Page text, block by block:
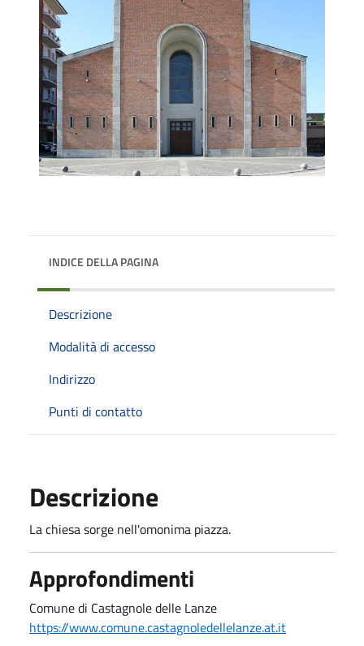
INDICE DELLA PAGINA
Descrizione
Modalità di accesso
Indirizzo
Punti di contatto
Descrizione
La chiesa sorge nell'omonima piazza.
Approfondimenti
Comune di Castagnole delle Lanze
https://www.comune.castagnoledellelanze.at.it